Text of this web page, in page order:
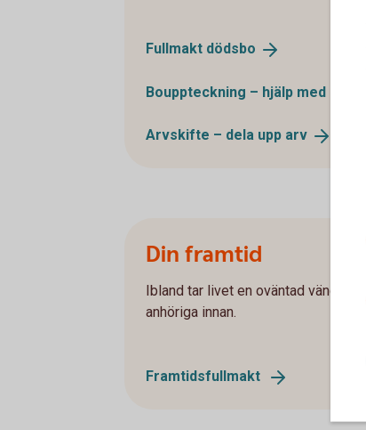
Fullmakt dödsbo
Bouppteckning – hjälp med
Arvskifte – dela upp arv
Din framtid
Ibland tar livet en oväntad
anhöriga innan.
Framtidsfullmakt